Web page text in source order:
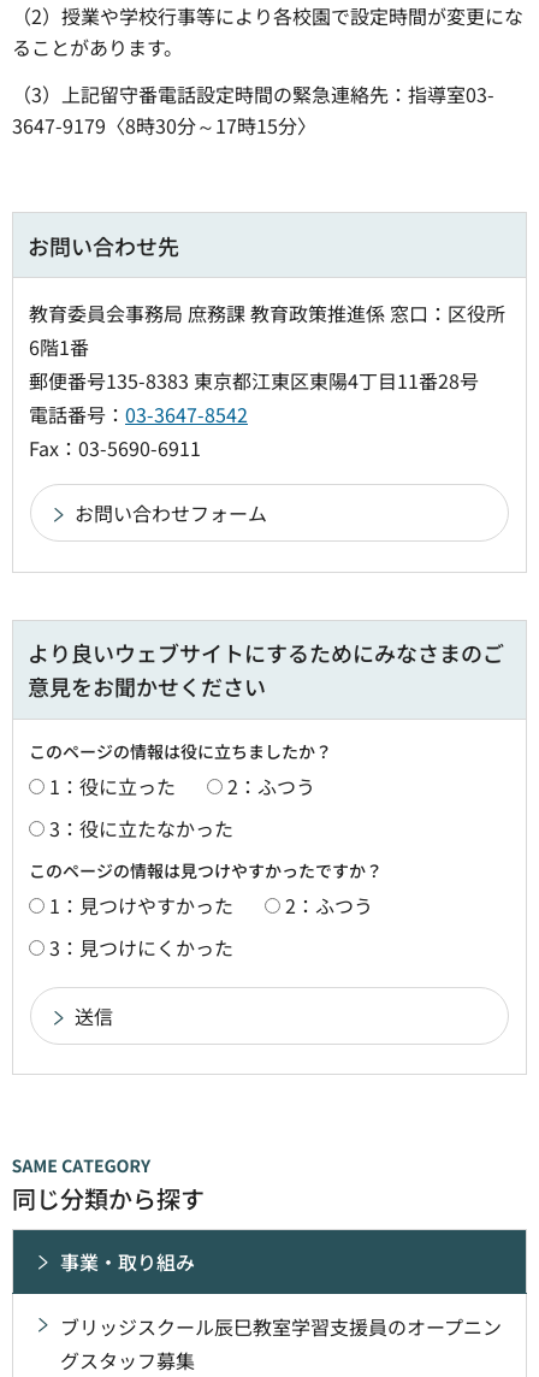
（2）授業や学校行事等により各校園で設定時間が変更にな
ることがあります。
（3）上記留守番電話設定時間の緊急連絡先：指導室03-
3647-9179〈8時30分～17時15分〉
お問い合わせ先
教育委員会事務局 庶務課 教育政策推進係 窓口：区役所
6階1番
郵便番号135-8383 東京都江東区東陽4丁目11番28号
電話番号： 03-3647-8542
Fax：03-5690-6911
より良いウェブサイトにするためにみなさまのご
意見をお聞かせください
このページの情報は役に立ちましたか？
1：役に立った
2：ふつう
3：役に立たなかった
このページの情報は見つけやすかったですか？
1：見つけやすかった
2：ふつう
3：見つけにくかった
同じ分類から探す
事業・取り組み
ブリッジスクール辰巳教室学習支援員のオープニン
グスタッフ募集